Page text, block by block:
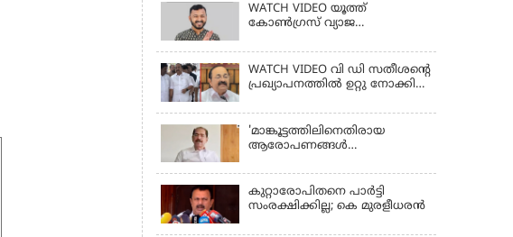
WATCH VIDEO യൂത്ത്
കോൺഗ്രസ് വ്യാജ
രാഹുൽ മാങ്കൂട്ടത്തിലിനെ
ചോദ്യം ചെയ്യും
WATCH VIDEO വി ഡി സതീശൻ്റെ
പ്രഖ്യാപനത്തിൽ ഉറ്റു നോക്കി
'മാങ്കൂട്ടത്തിലിനെതിരായ
ആരോപണങ്ങള്‍
ആത്മാഭിമാനവും മാന്യതയും
സംരക്ഷിക്കും'
കുറ്റാരോപിതനെ പാര്‍ട്ടി
സംരക്ഷിക്കില്ല; കെ മുരളീധരന്‍